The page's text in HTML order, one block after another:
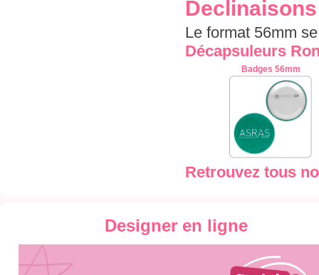
Declinaisons
Le format 56mm
Décapsuleurs
Badges 56mm
Retrouvez tous
Designer en ligne